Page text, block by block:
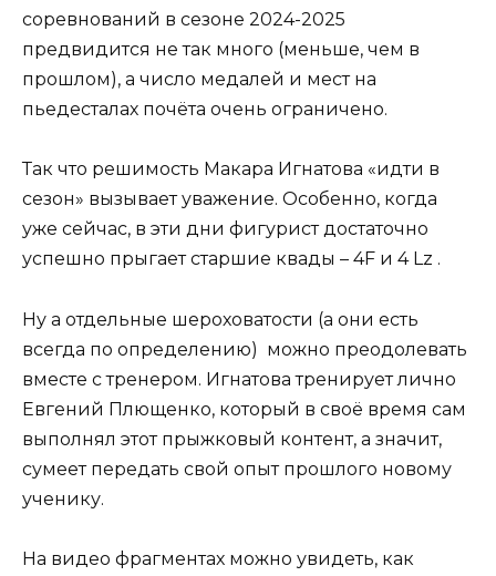
соревнований в сезоне 2024-2025
предвидится не так много (меньше, чем в
прошлом), а число медалей и мест на
пьедесталах почёта очень ограничено.
Так что решимость Макара Игнатова «идти в
сезон» вызывает уважение. Особенно, когда
уже сейчас, в эти дни фигурист достаточно
успешно прыгает старшие квады – 4F и 4 Lz .
Ну а отдельные шероховатости (а они есть
всегда по определению) можно преодолевать
вместе с тренером. Игнатова тренирует лично
Евгений Плющенко, который в своё время сам
выполнял этот прыжковый контент, а значит,
сумеет передать свой опыт прошлого новому
ученику.
На видео фрагментах можно увидеть, как